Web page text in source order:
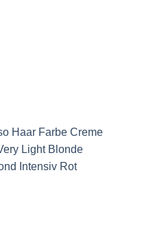
Haar Farbe Creme
Light Blonde
Intensiv Rot